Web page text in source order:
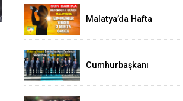
Malatya’da Hafta
Termometreler 37
Cumhurbaşkanı
Yılmaz, Malatya Heyetini